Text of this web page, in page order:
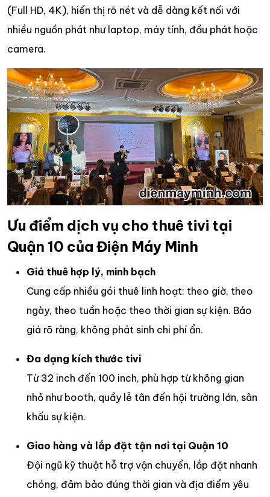
(Full HD, 4K), hiển thị rõ nét và dễ dàng kết nối với
nhiều nguồn phát như laptop, máy tính, đầu phát hoặc
camera.
Ưu điểm dịch vụ cho thuê tivi tại
Quận 10 của Điện Máy Minh
Giá thuê hợp lý, minh bạch
Cung cấp nhiều gói thuê linh hoạt: theo giờ, theo
ngày, theo tuần hoặc theo thời gian sự kiện. Báo
giá rõ ràng, không phát sinh chi phí ẩn.
Đa dạng kích thước tivi
Từ 32 inch đến 100 inch, phù hợp từ không gian
nhỏ như booth, quầy lễ tân đến hội trường lớn, sân
khấu sự kiện.
Giao hàng và lắp đặt tận nơi tại Quận 10
Đội ngũ kỹ thuật hỗ trợ vận chuyển, lắp đặt nhanh
chóng, đảm bảo đúng thời gian và địa điểm yêu